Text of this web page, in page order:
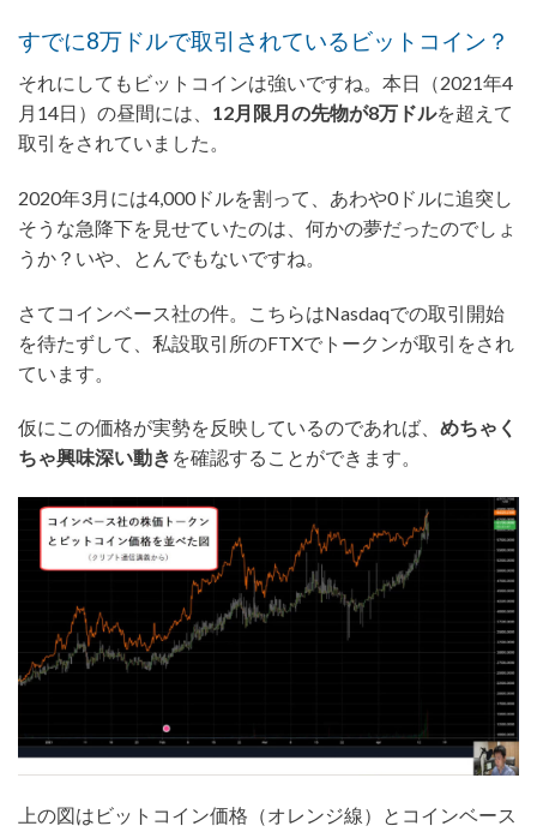
すでに8万ドルで取引されているビットコイン？
それにしてもビットコインは強いですね。本日（2021年4
月14日）の昼間には、 12月限月の先物が8万ドルを超えて
取引をされていました。
2020年3月には4,000ドルを割って、あわや0ドルに追突し
そうな急降下を見せていたのは、何かの夢だったのでしょ
うか？いや、とんでもないですね。
さてコインベース社の件。こちらはNasdaqでの取引開始
を待たずして、私設取引所のFTXでトークンが取引をされ
ています。
仮にこの価格が実勢を反映しているのであれば、 めちゃく
ちゃ興味深い動き を確認することができます。
上の図はビットコイン価格（オレンジ線）とコインベース